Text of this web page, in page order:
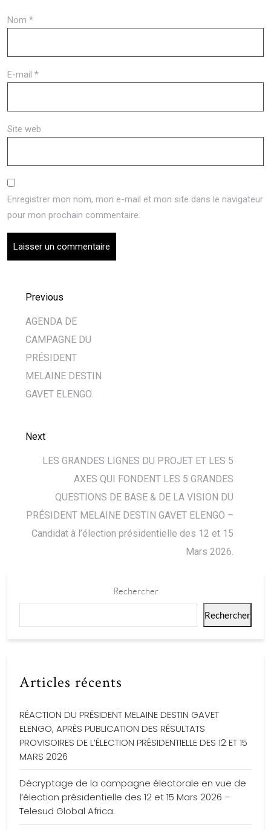
Nom *
E-mail *
Site web
Enregistrer mon nom, mon e-mail et mon site dans le navigateur
pour mon prochain commentaire.
Previous
AGENDA DE
CAMPAGNE DU
PRÉSIDENT
MELAINE DESTIN
GAVET ELENGO.
Next
LES GRANDES LIGNES DU PROJET ET LES 5
AXES QUI FONDENT LES 5 GRANDES
QUESTIONS DE BASE & DE LA VISION DU
PRÉSIDENT MELAINE DESTIN GAVET ELENGO –
Candidat à l’élection présidentielle des 12 et 15
Mars 2026.
Rechercher
Rechercher
Articles récents
RÉACTION DU PRÉSIDENT MELAINE DESTIN GAVET
ELENGO, APRÈS PUBLICATION DES RÉSULTATS
PROVISOIRES DE L’ÉLECTION PRÉSIDENTIELLE DES 12 ET 15
MARS 2026
Décryptage de la campagne électorale en vue de
l’élection présidentielle des 12 et 15 Mars 2026 –
Telesud Global Africa.